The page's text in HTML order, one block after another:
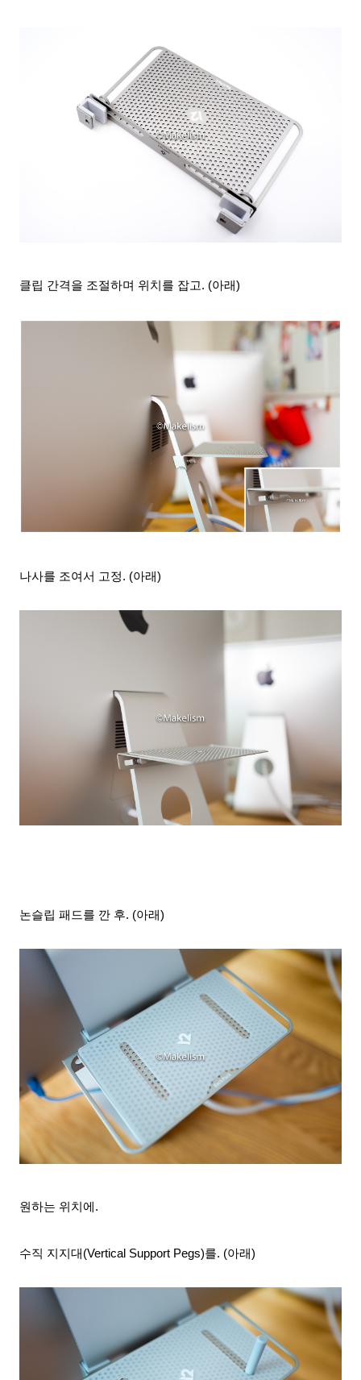
클립 간격을 조절하며 위치를 잡고. (아래)
나사를 조여서 고정. (아래)
논슬립 패드를 깐 후. (아래)
원하는 위치에.
수직 지지대(Vertical Support Pegs)를. (아래)